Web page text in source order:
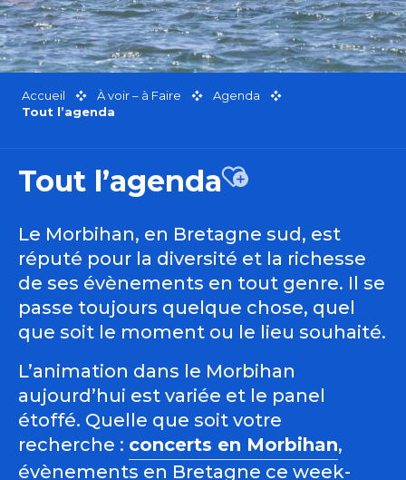
Accueil À voir – à Faire
Agenda
Tout l’agenda
Tout l’agendaAjouter aux
Le Morbihan, en Bretagne sud, est
réputé pour la diversité et la richesse
de ses évènements en tout genre. Il se
passe toujours quelque chose, quel
que soit le moment ou le lieu souhaité.
L’animation dans le Morbihan
aujourd’hui est variée et le panel
étoffé. Quelle que soit votre
recherche : concerts en Morbihan,
évènements en Bretagne ce week-